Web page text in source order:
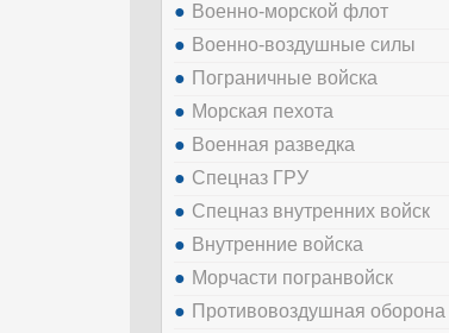
Военно-морской флот
Военно-воздушные силы
Пограничные войска
Морская пехота
Военная разведка
Спецназ ГРУ
Спецназ внутренних войск
Внутренние войска
Морчасти погранвойск
Противовоздушная оборона